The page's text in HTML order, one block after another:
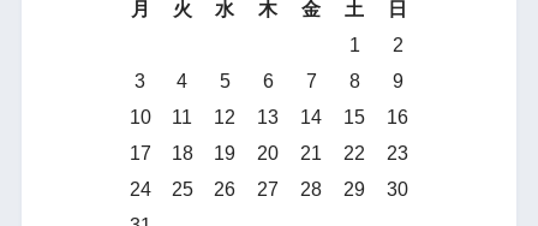
月
火 水 木 金 土
日
1
2
3
4 5 6 7 8
9
10
11 12 13 14 15
16
17
18 19 20 21 22
23
24
25 26 27 28 29
30